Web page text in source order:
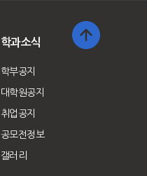
학과소식
학부공지
대학원공지
취업공지
공모전정보
갤러리